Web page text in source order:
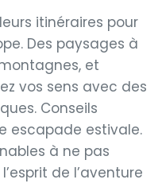
itinéraires pour
Des paysages à
et
vos sens avec des
Conseils
escapade estivale.
à ne pas
de l’aventure